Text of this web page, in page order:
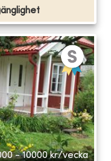
- 10000 kr/vecka